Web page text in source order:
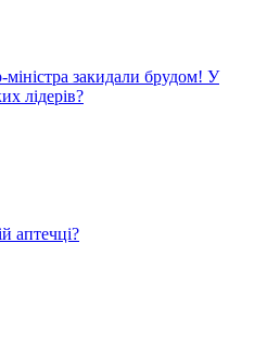
міністра закидали брудом! У
лідерів?
аптечці?